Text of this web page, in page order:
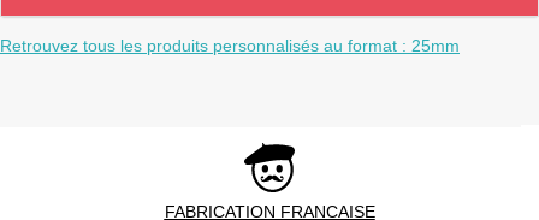
Retrouvez tous les produits personnalisés au format : 25mm
FABRICATION FRANCAISE